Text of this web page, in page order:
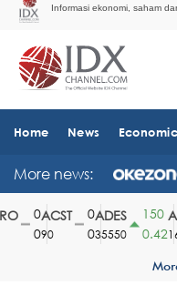
Informasi ekonomi, saham
Home News
More news:
ACST
90
ADES
35550
150
0.42164